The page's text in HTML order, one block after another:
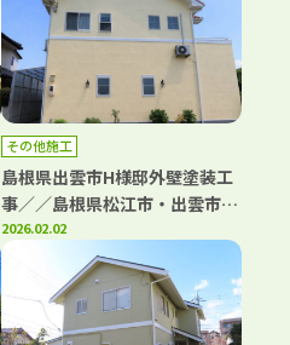
その他施工
島根県出雲市H様邸外壁塗装工
事／／島根県松江市・出雲市・
大田市・雲南市・鳥取県米子
市・境港市の「きじま塗装」
2026.02.02